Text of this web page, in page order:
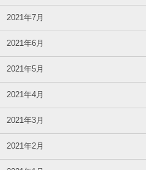
2021年7月
2021年6月
2021年5月
2021年4月
2021年3月
2021年2月